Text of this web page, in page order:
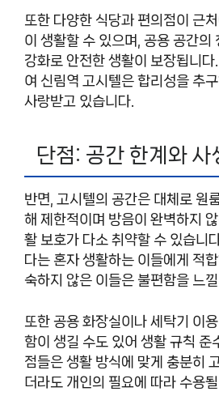
또한 다양한 식당과 편의점이 근
이 생활할 수 있으며, 공용 공간의
강화로 안전한 생활이 보장됩니다
여 신림역 고시텔은 합리성을 추
사랑받고 있습니다.
단점: 공간 한계와 사
반면, 고시텔의 공간은 대체로 원
해 제한적이며 방음이 완벽하지
활 보호가 다소 취약할 수 있습니
다는 혼자 생활하는 이들에게 적
숙하지 않은 이들은 불편함을 느
또한 공용 화장실이나 세탁기 이
함이 생길 수도 있어 생활 규칙 준
점들은 생활 방식에 맞게 충분히
더라도 개인의 필요에 따라 수용